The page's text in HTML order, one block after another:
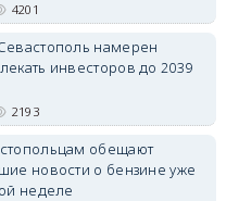
4201
намерен
инвесторов до 2039
2193
обещают
новости о бензине уже
неделе